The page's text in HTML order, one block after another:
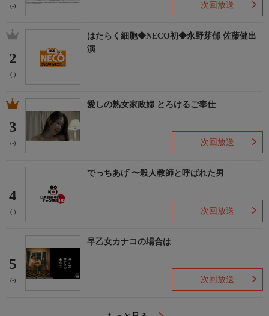
(-) 次回放送
2
(-)
はたらく細胞◆NECO初◆永野芽郁 佐藤健出
演
3
(-)
愛しの熟女家政婦 とろけるご奉仕
次回放送
4
(-)
でっちあげ 〜殺人教師と呼ばれた男
次回放送
5
(-)
早乙女カナコの場合は
次回放送